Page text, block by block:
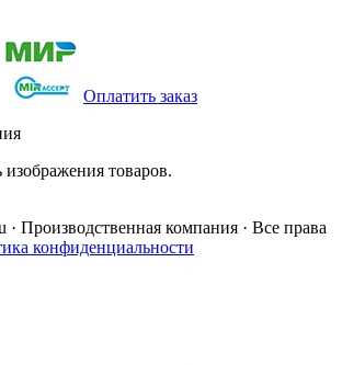
Оплатить заказ
товаров.
Производственная компания · Все права
конфиденциальности